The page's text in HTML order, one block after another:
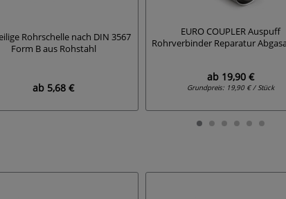
Rohrschelle nach DIN 3567
Form B aus Rohstahl
ab 5,68 €
EURO COUPLER Auspuff
Rohrverbinder Reparatur
ab 19,90 €
Grundpreis: 19,90 € / Stück